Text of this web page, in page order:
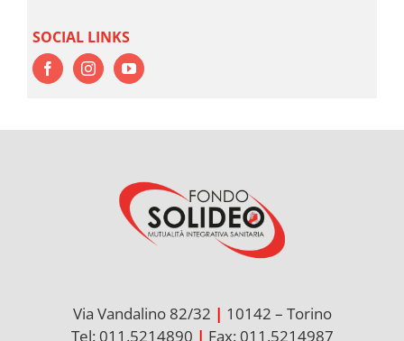
SOCIAL LINKS
Via Vandalino 82/32 | 10142 – Torino
Tel: 011.5214890 | Fax: 011.5214987